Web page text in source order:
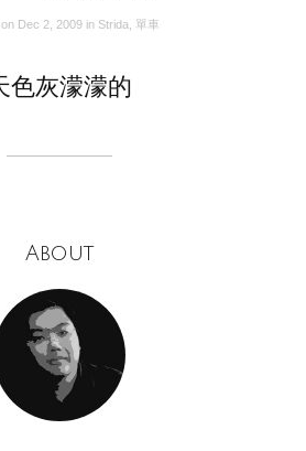
Dec 2, 2009 in Strida 單車
色灰濛濛的
About